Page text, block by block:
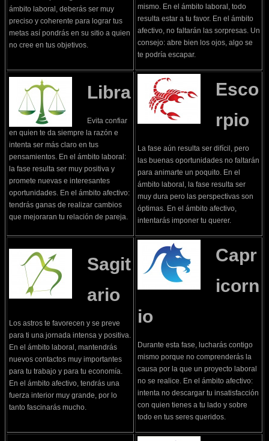
ámbito laboral, deberás ser muy
preciso y coherente para lograr tus
metas así pondrás en su sitio a quien
no cree en tus objetivos.
mismo. En el ámbito laboral, todo
resulta estar a tu favor. En el ámbito
afectivo, no faltarán las sorpresas. Un
consejo: abre bien los ojos, algo se
te podría escapar.
Libra
Evita confiar
en quien te da siempre la razón e
intenta ser más claro en tus
pensamientos. En el ámbito laboral:
la fase resulta ser muy positiva y
promete nuevas e interesantes
oportunidades. En el ámbito afectivo:
tendrás ganas de realizar cambios
que mejoraran tu relación de pareja.
Esco
rpio
La fase aún resulta ser difícil, pero
las buenas oportunidades no faltarán
para animarte un poquito. En el
ámbito laboral, la fase resulta ser
muy dura pero las perspectivas son
óptimas. En el ámbito afectivo,
intentarás imponer tu querer.
Sagit
ario
Los astros te favorecen y se preve
para ti una jornada intensa y positiva.
En el ámbito laboral, mantendrás
nuevos contactos muy importantes
para tu trabajo y para tu economía.
En el ámbito afectivo, tendrás una
fuerza interior muy grande, por lo
tanto fascinarás mucho.
Capr
icorn
io
Durante esta fase, lucharás contigo
mismo porque no comprenderás la
causa por la que un proyecto laboral
no se realice. En el ámbito afectivo:
intenta no descargar tu insatisfacción
con quien tienes a tu lado y sobre
todo en tus seres queridos.